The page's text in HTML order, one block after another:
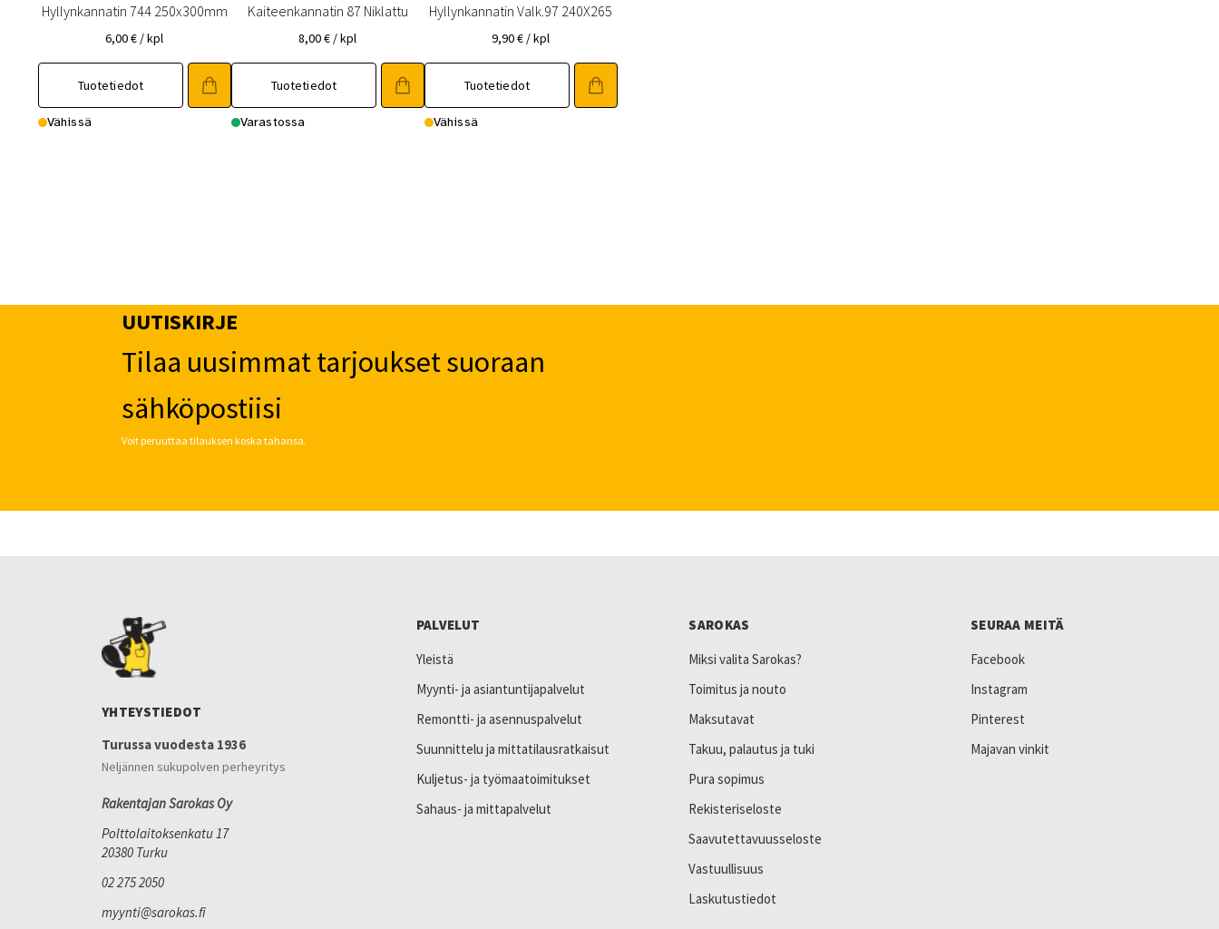
Hyllynkannatin 744 250x300mm
6,00€ / kpl
Tuotetiedot
Vähissä
Kaiteenkannatin 87 Niklattu
8,00€ / kpl
Tuotetiedot
Varastossa
Hyllynkannatin Valk.97 240X265
9,90€ / kpl
Tuotetiedot
Vähissä
UUTISKIRJE
Tilaa uusimmat tarjoukset suoraan
sähköpostiisi
Voit peruuttaa tilauksen koska tahansa.
YHTEYSTIEDOT
Turussa vuodesta 1936
Neljännen sukupolven perheyritys
Rakentajan Sarokas Oy
Polttolaitoksenkatu 17
20380 Turku
02 275 2050
myynti@sarokas.fi
PALVELUT
Yleistä
Myynti- ja asiantuntijapalvelut
Remontti- ja asennuspalvelut
Suunnittelu ja mittatilausratkaisut
Kuljetus- ja työmaatoimitukset
Sahaus- ja mittapalvelut
SAROKAS
Miksi valita Sarokas?
Toimitus ja nouto
Maksutavat
Takuu, palautus ja tuki
Pura sopimus
Rekisteriseloste
Saavutettavuusseloste
Vastuullisuus
Laskutustiedot
SEURAA MEITÄ
Facebook
Instagram
Pinterest
Majavan vinkit